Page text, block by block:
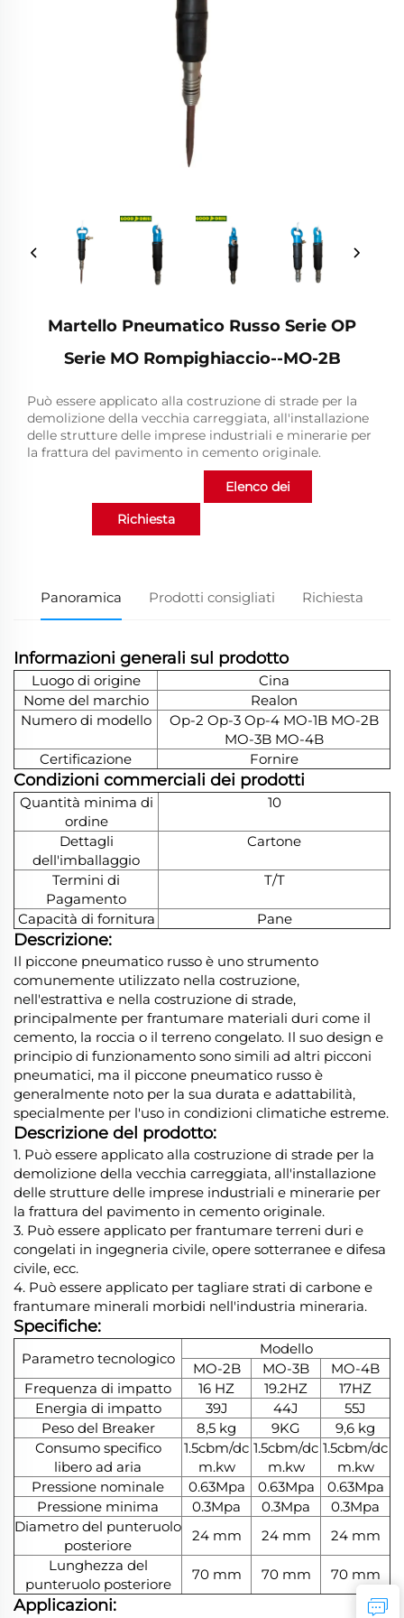
Martello Pneumatico Russo Serie OP
Serie MO Rompighiaccio--MO-2B
Può essere applicato alla costruzione di strade per la
demolizione della vecchia carreggiata, all'installazione
delle strutture delle imprese industriali e minerarie per
la frattura del pavimento in cemento originale.
Richiesta
Elenco dei
Panoramica Prodotti consigliati Richiesta
Informazioni generali sul prodotto
Luogo di origine
Cina
Nome del marchio
Realon
Numero di modello
Op-2 Op-3 Op-4 MO-1B MO-2B
MO-3B MO-4B
Certificazione
Fornire
Condizioni commerciali dei prodotti
Quantità minima di
ordine
10
Dettagli
dell'imballaggio
Cartone
Termini di
Pagamento
T/T
Capacità di fornitura Pane
Descrizione:
Il piccone pneumatico russo è uno strumento
comunemente utilizzato nella costruzione,
nell'estrattiva e nella costruzione di strade,
principalmente per frantumare materiali duri come il
cemento, la roccia o il terreno congelato. Il suo design e
principio di funzionamento sono simili ad altri picconi
pneumatici, ma il piccone pneumatico russo è
generalmente noto per la sua durata e adattabilità,
specialmente per l'uso in condizioni climatiche estreme.
Descrizione del prodotto:
1. Può essere applicato alla costruzione di strade per la
demolizione della vecchia carreggiata, all'installazione
delle strutture delle imprese industriali e minerarie per
la frattura del pavimento in cemento originale.
3. Può essere applicato per frantumare terreni duri e
congelati in ingegneria civile, opere sotterranee e difesa
civile, ecc.
4. Può essere applicato per tagliare strati di carbone e
frantumare minerali morbidi nell'industria mineraria.
Specifiche:
Parametro tecnologico
Modello
MO-2B
MO-3B
MO-4B
Frequenza di impatto
16 HZ 19.2HZ
17HZ
Energia di impatto
39J 44J
55J
Peso del Breaker
8,5 kg 9KG
9,6 kg
Consumo specifico
libero ad aria
1.5cbm/dc
m.kw
1.5cbm/dc
m.kw
1.5cbm/dc
m.kw
Pressione nominale
0.63Mpa 0.63Mpa
0.63Mpa
Pressione minima
0.3Mpa 0.3Mpa
0.3Mpa
Diametro del punteruolo
posteriore
24 mm 24 mm
24 mm
Lunghezza del
punteruolo posteriore
70 mm 70 mm 70 mm
Applicazioni: